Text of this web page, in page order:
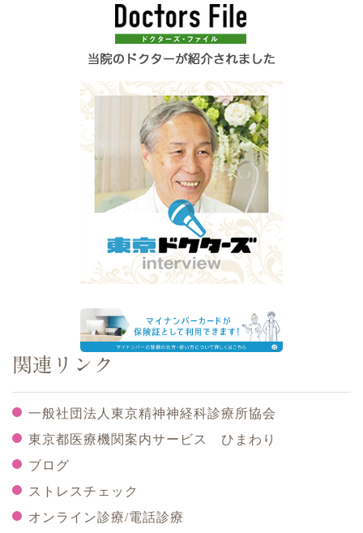
関連リンク
一般社団法人東京精神神経科診療所協会
東京都医療機関案内サービス ひまわり
ブログ
ストレスチェック
オンライン診療/電話診療